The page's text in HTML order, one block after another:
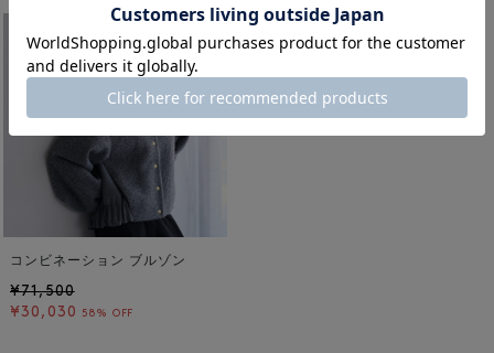
コンビネーション ブルゾン
¥71,500
¥30,030
58% OFF